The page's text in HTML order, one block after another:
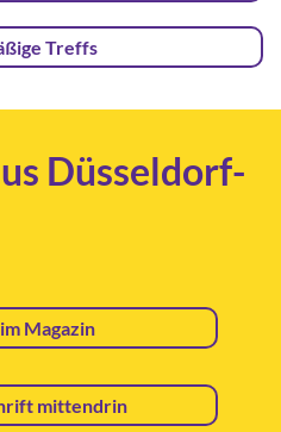
Treffs
Düsseldorf-
Magazin
mittendrin